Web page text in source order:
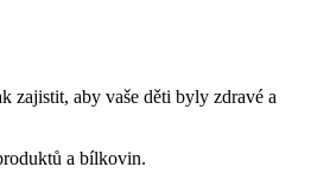
zajistit, aby vaše děti byly zdravé a
a bílkovin.